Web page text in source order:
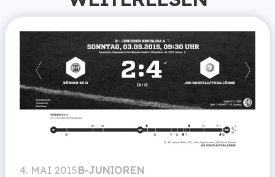
4. MAI 2015B-JUNIOREN